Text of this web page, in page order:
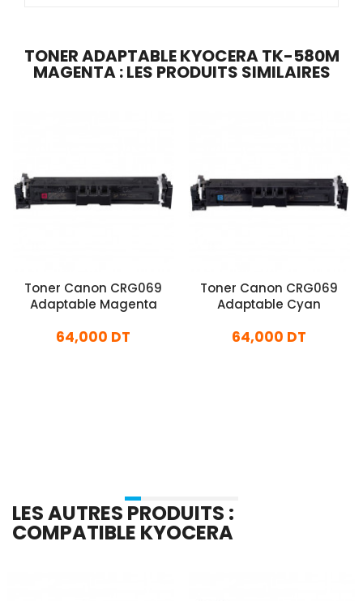
TONER ADAPTABLE KYOCERA TK-580M
MAGENTA : LES PRODUITS SIMILAIRES
Toner Canon CRG069
Adaptable Magenta
64,000 DT
Toner Canon CRG069
Adaptable Cyan
64,000 DT
LES AUTRES PRODUITS :
COMPATIBLE KYOCERA